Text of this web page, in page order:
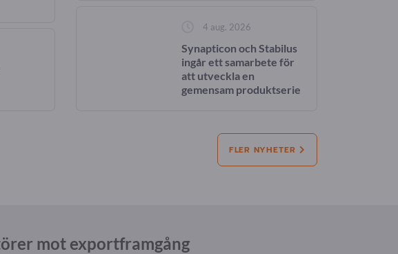
4 aug. 2026
Synapticon och Stabilus
ingår ett samarbete för
att utveckla en
gemensam produktserie
FLER NYHETER
mot exportframgång